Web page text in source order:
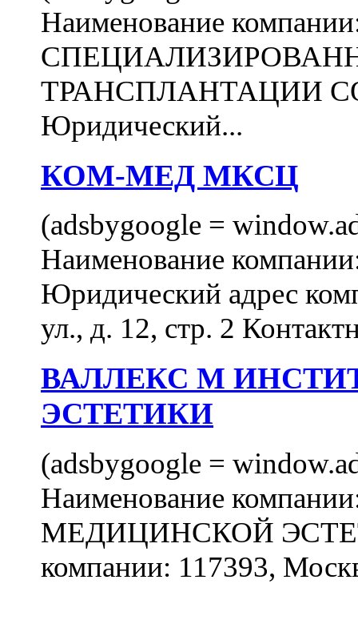
Наименование
ТРАНСПЛАНТАЦИИ
Юридический...
КОМ-МЕД МКСЦ
(adsbygoogle =
Наименование
Юридический адрес
ул., д. 12, стр. 2
ВАЛЛЕКС М
ЭСТЕТИКИ
(adsbygoogle =
Наименование
МЕДИЦИНСКОЙ
компании: 117393,